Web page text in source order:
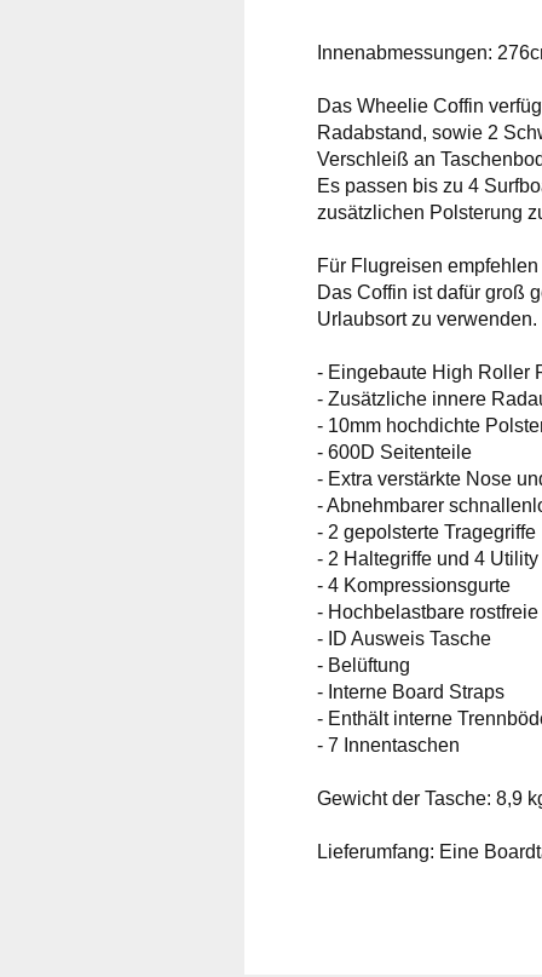
Innenabmessungen:
Das Wheelie Coffin
Radabstand, sowie 2
Verschleiß an
Es passen bis zu 4
zusätzlichen Polsterung
Für Flugreisen
Das Coffin ist dafür groß
Urlaubsort zu verwenden.
- Eingebaute High Roller
- Zusätzliche innere
- 10mm hochdichte
- 600D Seitenteile
- Extra verstärkte Nose
- Abnehmbarer
- 2 gepolsterte Tragegriffe
- 2 Haltegriffe und 4
- 4 Kompressionsgurte
- Hochbelastbare
- ID Ausweis Tasche
- Belüftung
- Interne Board Straps
- Enthält interne
- 7 Innentaschen
Gewicht der Tasche: 8,9
Lieferumfang: Eine